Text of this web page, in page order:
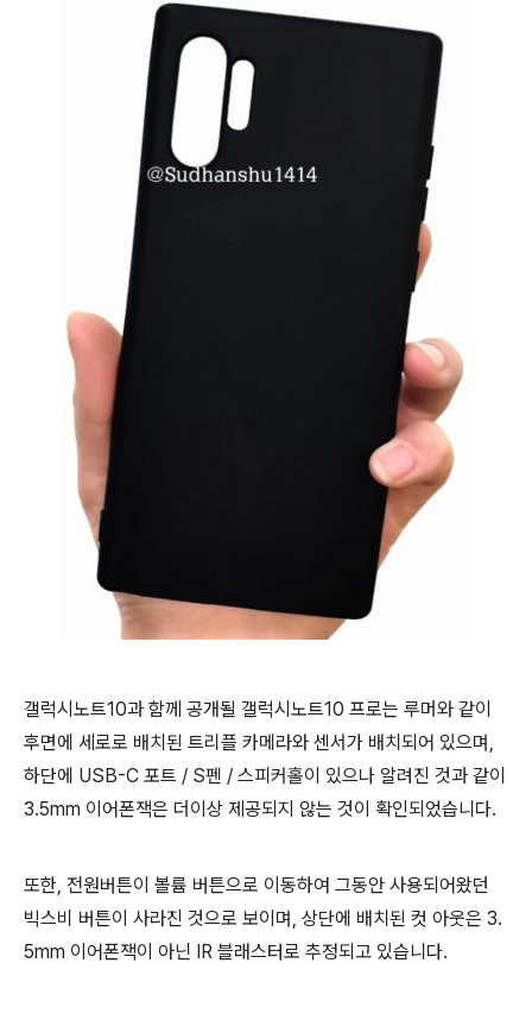
갤럭시노트10과 함께 공개될 갤럭시노트10 프로는 루머와 같이
후면에 세로로 배치된 트리플 카메라와 센서가 배치되어 있으며,
하단에 USB-C 포트 / S펜 / 스피커홀이 있으나 알려진 것과 같이
3.5mm 이어폰잭은 더이상 제공되지 않는 것이 확인되었습니다.
또한, 전원버튼이 볼륨 버튼으로 이동하여 그동안 사용되어왔던
빅스비 버튼이 사라진 것으로 보이며, 상단에 배치된 컷 아웃은 3.
5mm 이어폰잭이 아닌 IR 블래스터로 추정되고 있습니다.